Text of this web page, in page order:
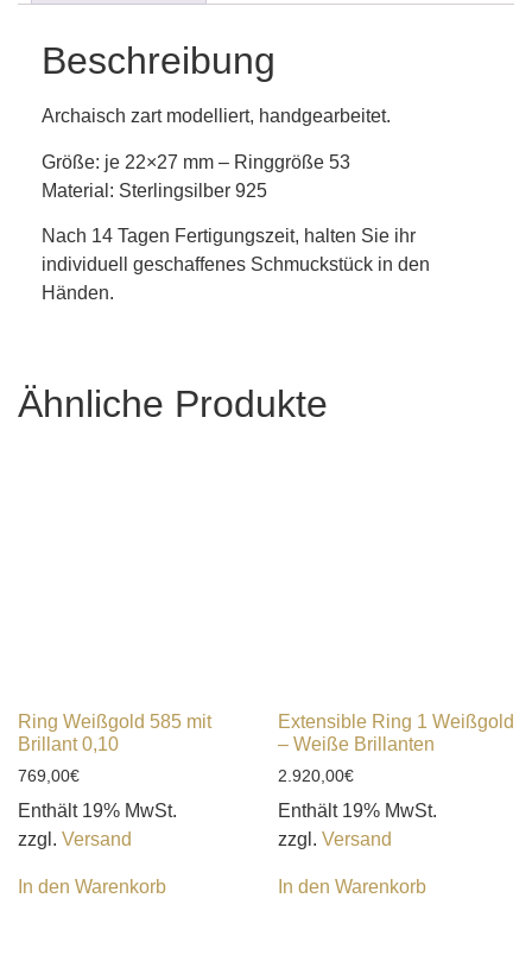
Beschreibung
Archaisch zart modelliert, handgearbeitet.
Größe: je 22×27 mm – Ringgröße 53
Material: Sterlingsilber 925
Nach 14 Tagen Fertigungszeit, halten Sie ihr
individuell geschaffenes Schmuckstück in den
Händen.
Ähnliche Produkte
Ring Weißgold 585 mit
Brillant 0,10
769,00€
Enthält 19% MwSt.
zzgl. Versand
In den Warenkorb
Extensible Ring 1 Weißgold
– Weiße Brillanten
2.920,00€
Enthält 19% MwSt.
zzgl. Versand
In den Warenkorb